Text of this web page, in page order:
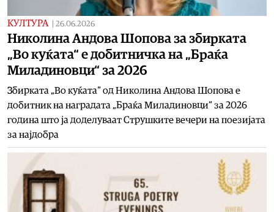
КУЛТУРА 26.06.2026
Николина Андова Шопова за збирката
„Во куќата“ е добитничка на „Браќа
Миладиновци“ за 2026
Збирката „Во куќата“ од Николина Андова Шопова е
добитник на наградата „Браќа Миладиновци“ за 2026
година што ја доделуваат Струшките вечери на поезијата
за најдобра